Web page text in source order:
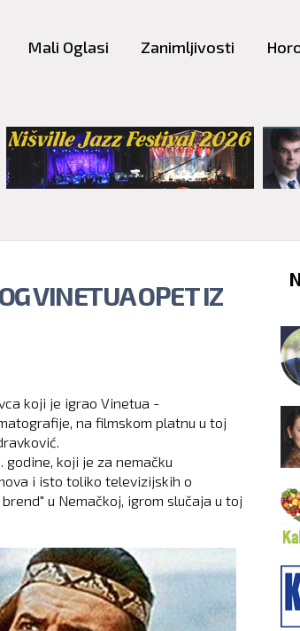
Mali Oglasi Zanimljivosti
VINETUA OPET IZ
koji je igrao Vinetua -
na filmskom platnu u toj
godine, koji je za nemačku
i isto toliko televizijskih o
u Nemačkoj, igrom slučaja u toj